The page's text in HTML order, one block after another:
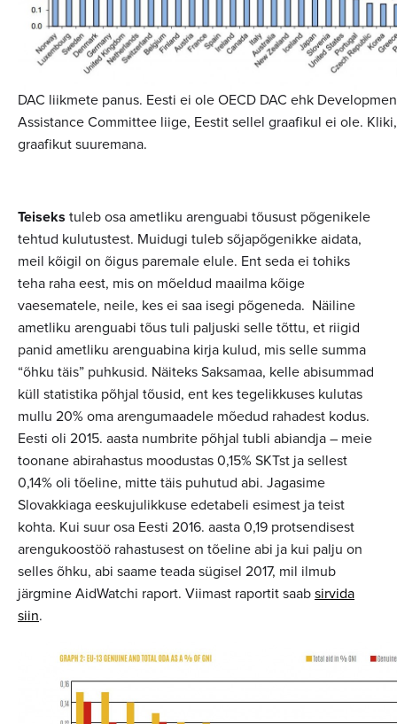
DAC liikmete panus. Eesti ei ole OECD DAC ehk
Assistance Committee liige, Eestit sellel graafikul ei ole.
graafikut suuremana.
Teiseks tuleb osa ametliku arenguabi tõusust põgenikele
tehtud kulutustest. Muidugi tuleb sõjapõgenikke aidata,
meil kõigil on õigus paremale elule. Ent seda ei tohiks
teha raha eest, mis on mõeldud maailma kõige
vaesematele, neile, kes ei saa isegi põgeneda. Näiline
ametliku arenguabi tõus tuli paljuski selle tõttu, et riigid
panid ametliku arenguabina kirja kulud, mis selle summa
“õhku täis” puhkusid. Näiteks Saksamaa, kelle abisummad
küll statistika põhjal tõusid, ent kes tegelikkuses kulutas
mullu 20% oma arengumaadele mõedud rahadest kodus.
Eesti oli 2015. aasta numbrite põhjal tubli abiandja – meie
toonane abirahastus moodustas 0,15% SKTst ja sellest
0,14% oli tõeline, mitte täis puhutud abi. Jagasime
Slovakkiaga eeskujulikkuse edetabeli esimest ja teist
kohta. Kui suur osa Eesti 2016. aasta 0,19 protsendisest
arengukoostöö rahastusest on tõeline abi ja kui palju on
selles õhku, abi saame teada sügisel 2017, mil ilmub
järgmine AidWatchi raport. Viimast raportit saab sirvida
siin.